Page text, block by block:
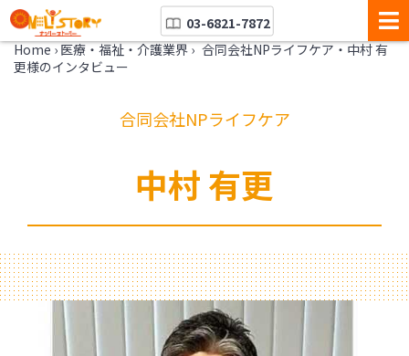
03-6821-7872
Home › 医療・福祉・介護業界 › 合同会社NPライフケア・中村 有
更様のインタビュー
合同会社NPライフケア
中村 有更